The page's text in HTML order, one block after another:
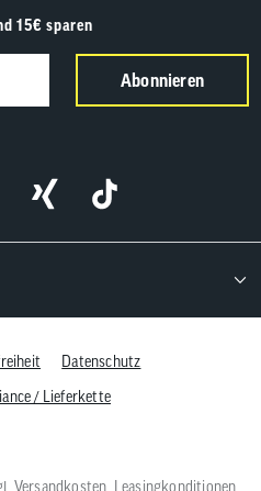
15€ sparen
Abonnieren
Datenschutz
/ Lieferkette
Versandkosten , Leasingkonditionen